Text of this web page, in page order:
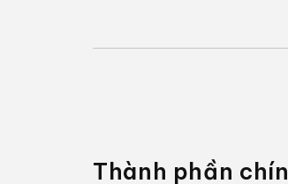
Thành phần